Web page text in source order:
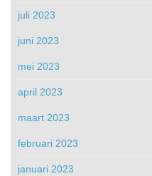
juli 2023
juni 2023
mei 2023
april 2023
maart 2023
februari 2023
januari 2023